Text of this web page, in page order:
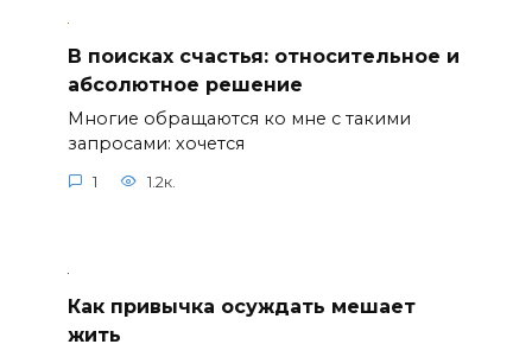
В поисках счастья: относительное и
абсолютное решение
Многие обращаются ко мне с такими
запросами: хочется
1 1.2к.
Как привычка осуждать мешает
жить